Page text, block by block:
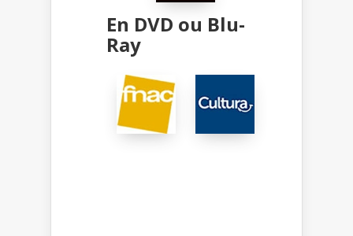
En DVD ou Blu-
Ray